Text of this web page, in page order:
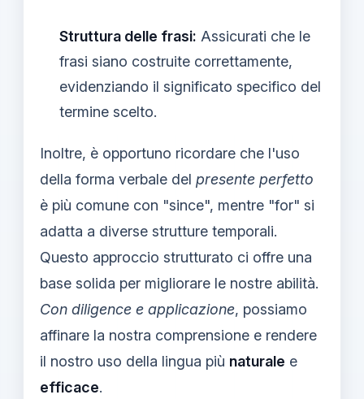
Struttura delle frasi: Assicurati che le
frasi siano costruite correttamente,
evidenziando il significato specifico del
termine scelto.
Inoltre, è opportuno ricordare che l'uso
della forma verbale del presente perfetto
è più comune con "since", mentre "for" si
adatta a diverse strutture temporali.
Questo approccio strutturato ci offre una
base solida per migliorare le nostre abilità.
Con diligence e applicazione, possiamo
affinare la nostra comprensione e rendere
il nostro uso della lingua più naturalе e
efficace.